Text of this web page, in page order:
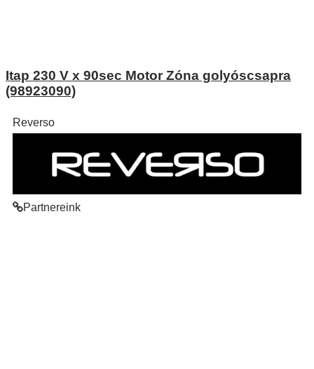
Itap 230 V x 90sec Motor Zóna golyóscsapra
(98923090)
Reverso
Partnereink